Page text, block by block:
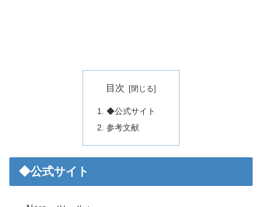
目次
◆公式サイト
参考文献
◆公式サイト